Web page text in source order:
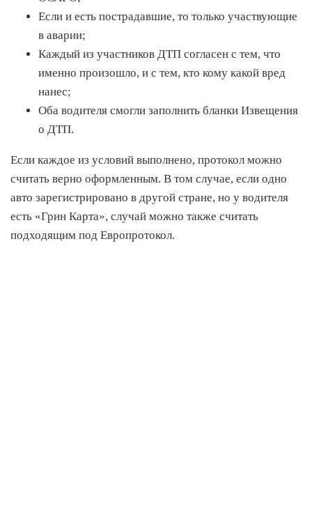
Если и есть пострадавшие, то только участвующие
в аварии;
Каждый из участников ДТП согласен с тем, что
именно произошло, и с тем, кто кому какой вред
нанес;
Оба водителя смогли заполнить бланки Извещения
о ДТП.
Если каждое из условий выполнено, протокол можно
считать верно оформленным. В том случае, если одно
авто зарегистрировано в другой стране, но у водителя
есть «Грин Карта», случай можно также считать
подходящим под Европротокол.